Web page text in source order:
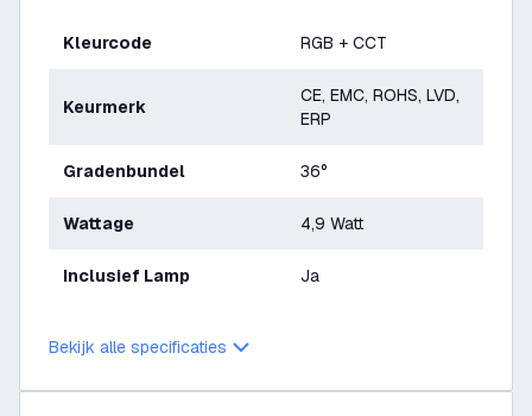
Kleurcode RGB + CCT
Keurmerk
CE, EMC, ROHS, LVD,
ERP
Gradenbundel 36°
Wattage 4,9 Watt
Inclusief Lamp Ja
Bekijk alle specificaties